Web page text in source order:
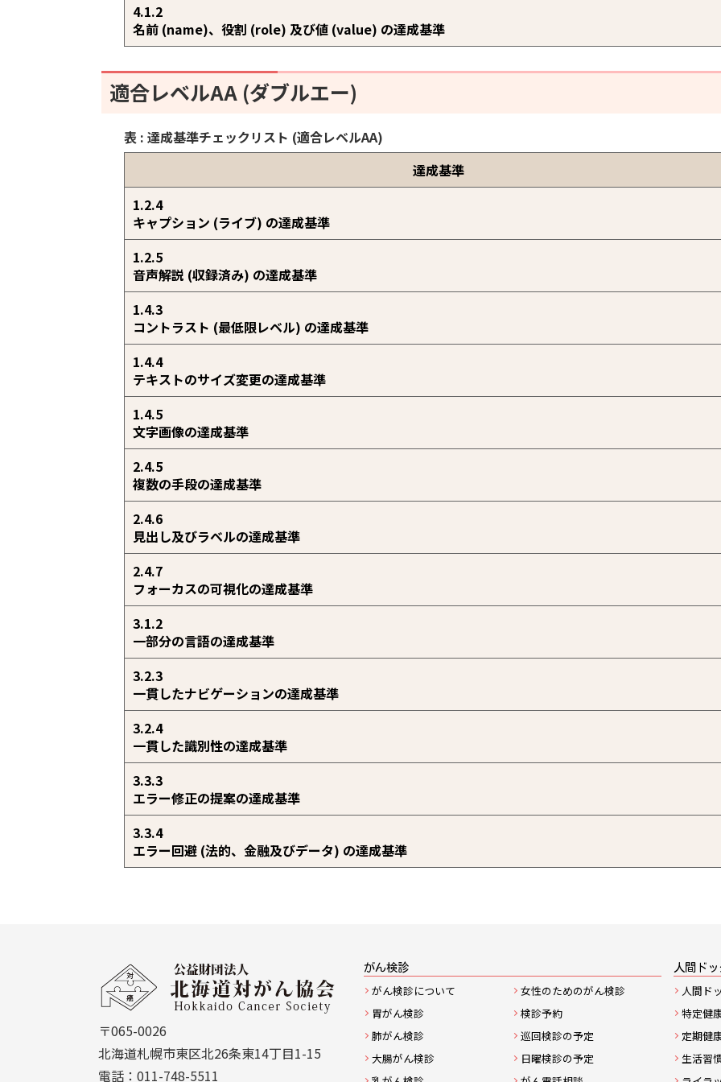
4.1.2
名前 (name)、役割 (role) 及び値 (value) の達成基準
適合レベルAA (ダブルエー)
表 : 達成基準チェックリスト (適合レベルAA)
達成基準
1.2.4
キャプション (ライブ) の達成基準
1.2.5
音声解説 (収録済み) の達成基準
1.4.3
コントラスト (最低限レベル) の達成基準
1.4.4
テキストのサイズ変更の達成基準
1.4.5
文字画像の達成基準
2.4.5
複数の手段の達成基準
2.4.6
見出し及びラベルの達成基準
2.4.7
フォーカスの可視化の達成基準
3.1.2
一部分の言語の達成基準
3.2.3
一貫したナビゲーションの達成基準
3.2.4
一貫した識別性の達成基準
3.3.3
エラー修正の提案の達成基準
3.3.4
エラー回避 (法的、金融及びデータ) の達成基準
サ
イ
ト
マ
がん検診
がん検診について
胃がん検診
肺がん検診
大腸がん検診
女性のためのがん検診
検診予約
巡回検診の予定
日曜検診の予定
人間ド
人間ド
特定健
定期健
生活習
〒065-0026
北海道札幌市東区北26条東14丁目1-15
電話：011-748-5511